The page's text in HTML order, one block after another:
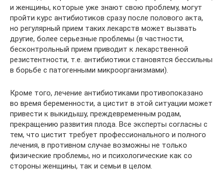
и женщины, которые уже знают свою проблему, могут
пройти курс антибиотиков сразу после полового акта,
но регулярный прием таких лекарств может вызвать
другие, более серьезные проблемы (в частности,
бесконтрольный прием приводит к лекарственной
резистентности, т.е. антибиотики становятся бессильны
в борьбе с патогенными микроорганизмами).
Кроме того, лечение антибиотиками противопоказано
во время беременности, а цистит в этой ситуации может
привести к выкидышу, преждевременным родам,
прекращению развития плода. Все эксперты согласны с
тем, что цистит требует профессионального и полного
лечения, в противном случае возможны не только
физические проблемы, но и психологические как со
стороны женщины, так и семьи в целом.